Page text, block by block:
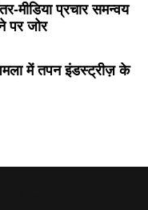
मीडिया प्रचार समन्वय
पर जोर
में तपन इंडस्ट्रीज़ के